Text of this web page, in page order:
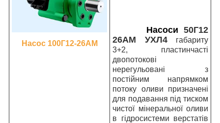
Насос 100Г12-26АМ
Насоси 50Г12
26АМ УХЛ4 габариту
3+2, пластинчасті
двопотокові
нерегульовані з
постійним напрямком
потоку оливи призначені
для подавання під тиском
чистої мінеральної оливи
в гідросистеми верстатів